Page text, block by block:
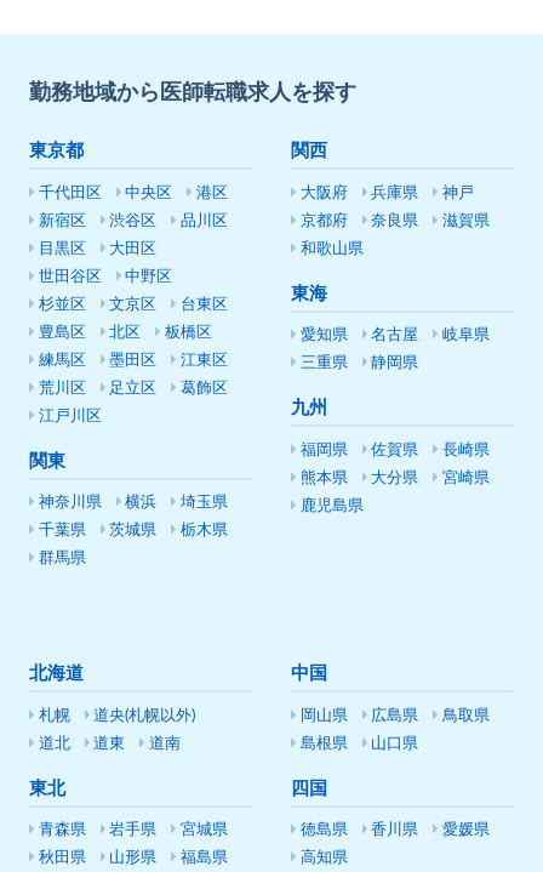
勤務地域から医師転職求人を探す
東京都
千代田区 中央区
港区
新宿区
渋谷区
品川区
目黒区
大田区
世田谷区
中野区
杉並区
文京区
台東区
豊島区
北区
板橋区
練馬区
墨田区
江東区
荒川区
足立区
葛飾区
江戸川区
関東
神奈川県 横浜
埼玉県
千葉県
茨城県
栃木県
群馬県
関西
大阪府 兵庫県
神戸
京都府
奈良県
滋賀県
和歌山県
東海
愛知県 名古屋
岐阜県
三重県
静岡県
九州
福岡県 佐賀県
長崎県
熊本県
大分県
宮崎県
鹿児島県
北海道
札幌
道央(札幌以外)
道北
道東 道南
東北
青森県 岩手県
宮城県
秋田県
山形県 福島県
中国
岡山県 広島県
鳥取県
島根県
山口県
四国
徳島県 香川県
愛媛県
高知県